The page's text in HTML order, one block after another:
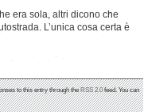
era sola, altri dicono che
L’unica cosa certa è
to this entry through theRSS 2.0feed. You can